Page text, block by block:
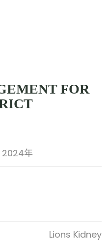
FOR
年
Lions Kidney